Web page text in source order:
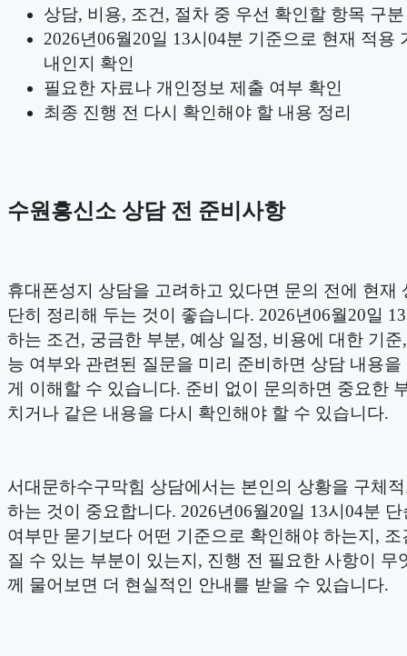
상담, 비용, 조건, 절차 중 우선 확인할 항목 구분
2026년06월20일 13시04분 기준으로 현재 적용
내인지 확인
필요한 자료나 개인정보 제출 여부 확인
최종 진행 전 다시 확인해야 할 내용 정리
수원흥신소 상담 전 준비사항
휴대폰성지 상담을 고려하고 있다면 문의 전에 현재
단히 정리해 두는 것이 좋습니다. 2026년06월20일
하는 조건, 궁금한 부분, 예상 일정, 비용에 대한 기준
능 여부와 관련된 질문을 미리 준비하면 상담 내용을
게 이해할 수 있습니다. 준비 없이 문의하면 중요한
치거나 같은 내용을 다시 확인해야 할 수 있습니다.
서대문하수구막힘 상담에서는 본인의 상황을 구체
하는 것이 중요합니다. 2026년06월20일 13시04분
여부만 묻기보다 어떤 기준으로 확인해야 하는지, 조
질 수 있는 부분이 있는지, 진행 전 필요한 사항이 무
께 물어보면 더 현실적인 안내를 받을 수 있습니다.